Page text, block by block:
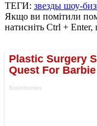
ТЕГИ: звезды шоу-
Якщо ви помітили
натисніть Ctrl +